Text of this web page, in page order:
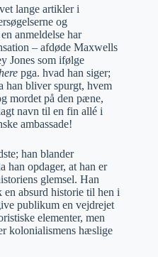
lange artikler i
og
anmeldelse har
– afdøde Maxwells
Jones som ifølge
pga. hvad han siger;
han bliver spurgt, hvem
mordet på den pæne,
navn til en fin allé i
ambassade!
han blander
han opdager, at han er
glemsel. Han
absurd historie til hen i
publikum en vejdrejet
elementer, men
kolonialismens hæslige